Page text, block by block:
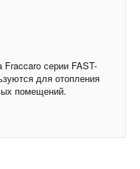
Fraccaro серии FAST-
для отопления
помещений.